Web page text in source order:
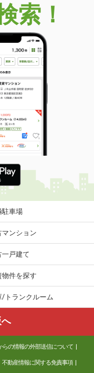
索！
駐車場
マンション
一戸建て
物件を探す
/トランクルーム
らの情報の外部送信について
不動産情報に関する免責事項